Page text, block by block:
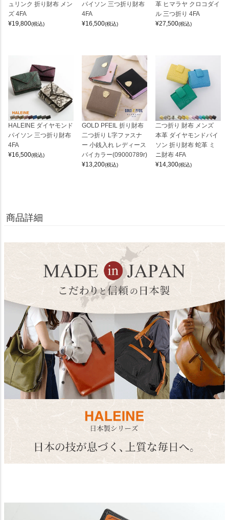
ュリンク 折り財布 メン
ズ 4FA
¥19,800(税込)
パイソン 三つ折り財布
4FA
¥16,500(税込)
革 ヒマラヤ クロコダイ
ル 三つ折り 4FA
¥27,500(税込)
HALEINE ダイヤモンド
パイソン 三つ折り財布
4FA
¥16,500(税込)
GOLD PFEIL 折り財布
二つ折り L字ファスナ
ー 小銭入れ レディース
バイカラー(09000789r)
¥13,200(税込)
二つ折り 財布 メンズ
本革 ダイヤモンドパイ
ソン 折り財布 蛇革 ミ
ニ財布 4FA
¥14,300(税込)
商品詳細